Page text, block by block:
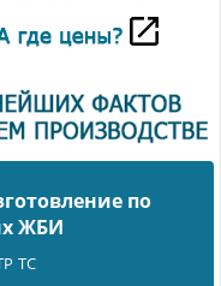
по
ЖБИ
ТС